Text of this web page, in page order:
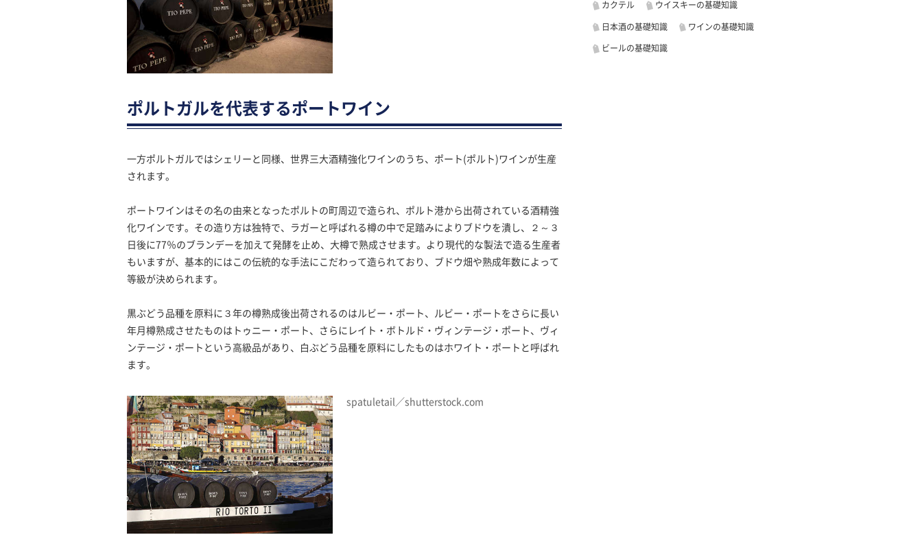
ポルトガルを代表するポートワイン
一方ポルトガルではシェリーと同様、世界三大酒精強化ワインのうち、ポート(ポルト)ワインが生産
されます。
ポートワインはその名の由来となったポルトの町周辺で造られ、ポルト港から出荷されている酒精強
化ワインです。その造り方は独特で、ラガーと呼ばれる樽の中で足踏みによりブドウを潰し、２～３
日後に77％のブランデーを加えて発酵を止め、大樽で熟成させます。より現代的な製法で造る生産者
もいますが、基本的にはこの伝統的な手法にこだわって造られており、ブドウ畑や熟成年数によって
等級が決められます。
黒ぶどう品種を原料に３年の樽熟成後出荷されるのはルビー・ポート、ルビー・ポートをさらに長い
年月樽熟成させたものはトゥニー・ポート、さらにレイト・ボトルド・ヴィンテージ・ポート、ヴィ
ンテージ・ポートという高級品があり、白ぶどう品種を原料にしたものはホワイト・ポートと呼ばれ
ます。
spatuletail／shutterstock.com
カクテル ウイスキーの基礎知識
日本酒の基礎知識 ワインの基礎知識
ビールの基礎知識